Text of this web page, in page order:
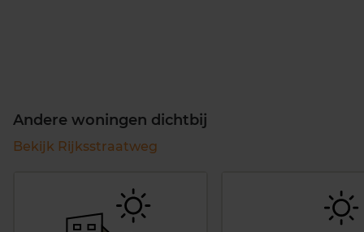
Andere woningen dichtbij
Bekijk Rijksstraatweg